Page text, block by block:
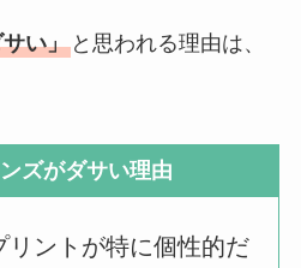
い」と思われる理由は、
ズがダサい理由
リントが特に個性的だ